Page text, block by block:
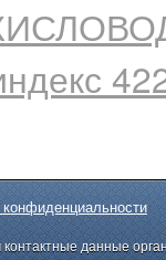
данные